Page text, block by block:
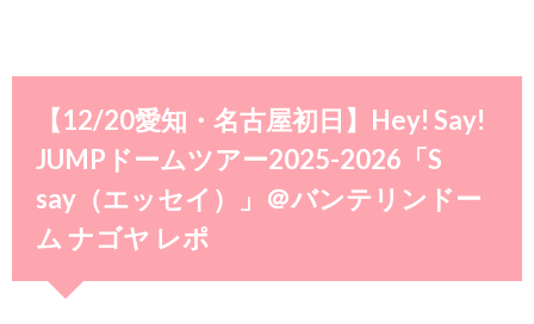
【12/20愛知・名古屋初日】Hey! Say!
JUMPドームツアー2025-2026「S
say（エッセイ）」＠バンテリンドー
ム ナゴヤ レポ